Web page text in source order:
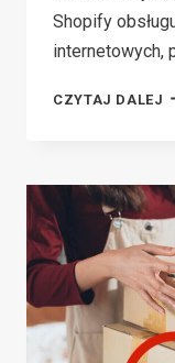
Shopify
internetowych,
CZYTAJ DALEJ